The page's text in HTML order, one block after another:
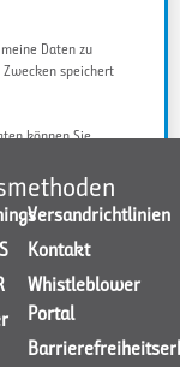
Daten zu
speichert
können Sie
Versandrichtlinien
Kontakt
Whistleblower
Portal